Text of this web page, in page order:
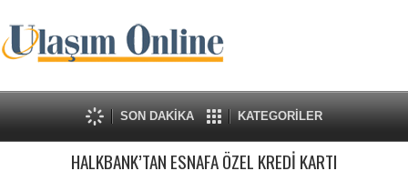
SON DAKİKA KATEGORİLER
HALKBANK’TAN ESNAFA ÖZEL KREDİ KARTI